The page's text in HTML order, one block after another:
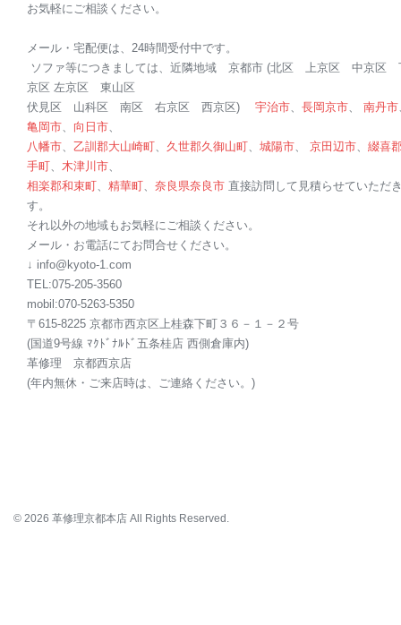
お気軽にご相談ください。
メール・宅配便は、24時間受付中です。
ソファ等につきましては、近隣地域 京都市 (北区 上京区 中京区
京区 左京区 東山区
伏見区 山科区 南区 右京区 西京区) 宇治市、 長岡京市、 南丹市
亀岡市、 向日市、
八幡市、 乙訓郡大山崎町、 久世郡久御山町、 城陽市、 京田辺市、 綴喜
手町、 木津川市、
相楽郡和束町、 精華町、 奈良県奈良市直接訪問して見積らせていただ
す。
それ以外の地域もお気軽にご相談ください。
メール・お電話にてお問合せください。
↓ info@kyoto-1.com
TEL:075-205-3560
mobil:070-5263-5350
〒615-8225 京都市西京区上桂森下町３６－１－２号
(国道9号線 ﾏｸﾄﾞﾅﾙﾄﾞ五条桂店 西側倉庫内)
革修理
京都西京店
(年内無休・ご来店時は、ご連絡ください。)
© 2026 革修理京都本店 All Rights Reserved.